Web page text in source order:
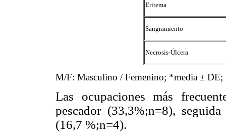
Eritema
Sangramiento
Necrosis-Úlcera
M/F: Masculino / Femenino; *media ±
Las ocupaciones más
pescador (33,3%;n=8),
(16,7 %;n=4).